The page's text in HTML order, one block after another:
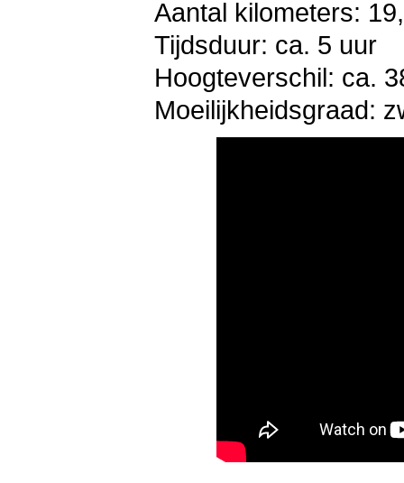
Aantal kilometers:
Tijdsduur: ca. 5 uur
Hoogteverschil: ca.
Moeilijkheidsgraad: